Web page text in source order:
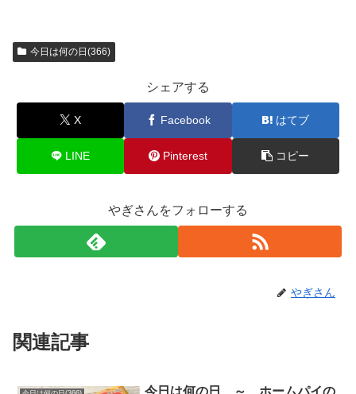
今日は何の日(366)
シェアする
X Facebook はてブ
LINE Pinterest コピー
やぎさんをフォローする
やぎさん
関連記事
今日は何の日 ～ ホームパイの